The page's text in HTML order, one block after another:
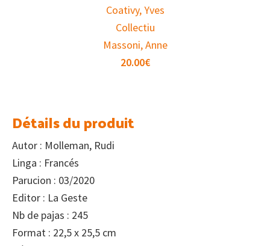
Coativy, Yves
Collectiu
Massoni, Anne
20.00€
Détails du produit
Autor : Molleman, Rudi
Linga : Francés
Parucion : 03/2020
Editor : La Geste
Nb de pajas : 245
Format : 22,5 x 25,5 cm